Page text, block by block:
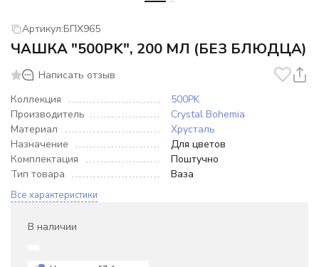
Артикул:БПХ965
ЧАШКА "500PK", 200 МЛ (БЕЗ БЛЮДЦА)
Написать отзыв
Коллекция
500PK
Производитель
Crystal Bohemia
Материал
Хрусталь
Назначение
Для цветов
Комплектация
Поштучно
Тип товара
Ваза
Все характеристики
В наличии